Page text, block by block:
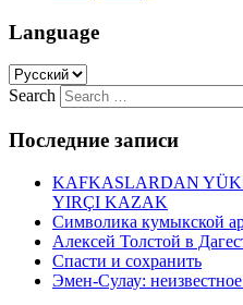
Language
Search
Последние записи
KAFKASLARDAN
YIRÇI KAZAK
Символика кумыкской
Алексей Толстой в
Спасти и сохранить
Эмен-Сулау: